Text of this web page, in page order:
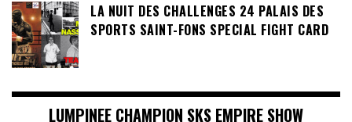
LA NUIT DES CHALLENGES 24 PALAIS DES
SPORTS SAINT-FONS SPECIAL FIGHT CARD
LUMPINEE CHAMPION SKS EMPIRE SHOW